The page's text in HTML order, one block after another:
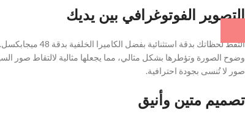
التصوير الفوتوغرافي بين يديك
صور لا تُنسى بجودة احترافية.
تصميم متين وأنيق